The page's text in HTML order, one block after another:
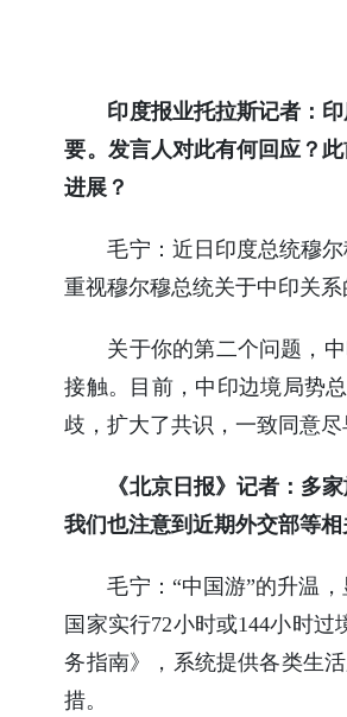
印度报业托拉斯记者：
要。发言人对此有何回应？
进展？
毛宁： 近日印度总统穆
重视穆尔穆总统关于中印关
关于你的第二个问题，
接触。目前，中印边境局势
歧，扩大了共识，一致同意尽
《北京日报》记者：多
我们也注意到近期外交部等
毛宁： “中国游”的升温
国家实行72小时或144小时
务指南》，系统提供各类生
措。